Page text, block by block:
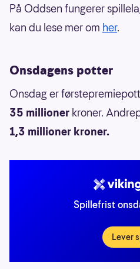
På Oddsen fungerer
kan du lese mer om her.
Onsdagens potter
Onsdag er
35 millioner kroner.
1,3 millioner kroner.
Spillefrist
Lever